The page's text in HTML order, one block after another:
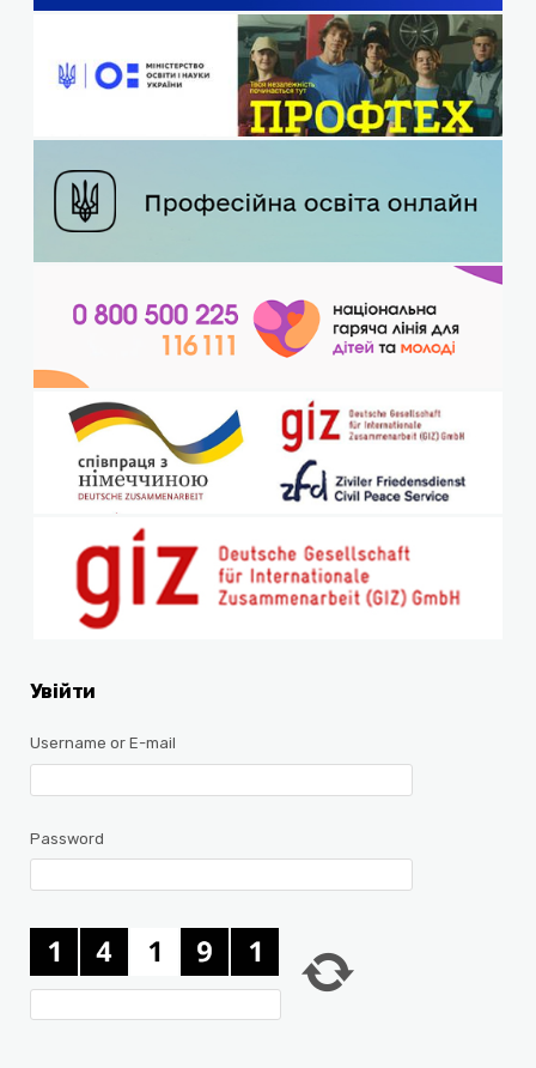
Увійти
Username or E-mail
Password